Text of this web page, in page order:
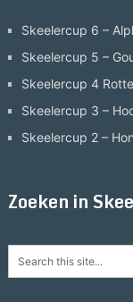
Skeelercup 6 –
Skeelercup 5 –
Skeelercup 4
Skeelercup 3 –
Skeelercup 2 –
Zoeken in